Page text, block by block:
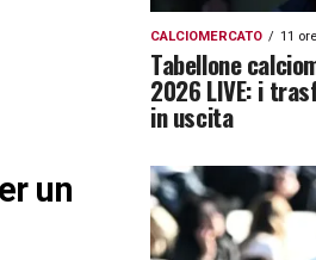
un
CALCIOMERCATO 11
Tabellone
2026 LIVE: i
in uscita